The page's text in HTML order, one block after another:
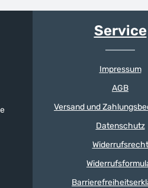
Service
Impressum
AGB
Versand und
Datenschutz
Widerrufsrecht